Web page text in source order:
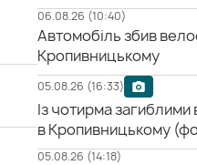
06.08.26 (10:40)
Автомобіль збив
Кропивницькому
05.08.26 (16:33)
Із чотирма
в Кропивницькому
05.08.26 (14:18)